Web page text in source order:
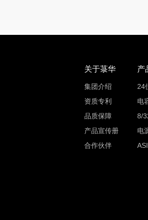
关于菉华
集团介绍
资质专利
品质保障
产品宣传册
合作伙伴
产
24
电
8/
电